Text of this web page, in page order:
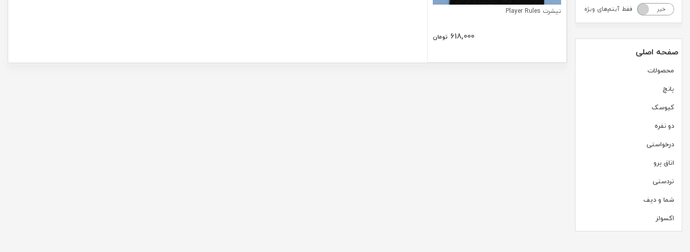
بله خیر فقط آیتم‌های ویژه
صفحه اصلی
محصولات
پانچ
کیوسک
دو نفره
درخواستی
اتاق پرو
تردستی
شما و دیف
اکسولز
تیشرت Player Rules
618,000 تومان